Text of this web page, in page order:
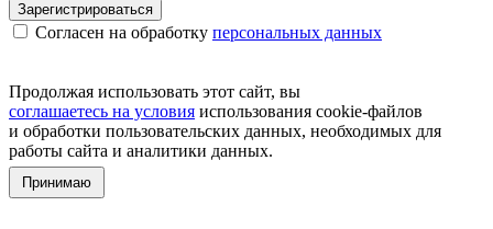
Зарегистрироваться
Согласен на обработку персональных данных
Продолжая использовать этот сайт, вы
соглашаетесь на условия использования cookie-файлов
и обработки пользовательских данных, необходимых для
работы сайта и аналитики данных.
Принимаю